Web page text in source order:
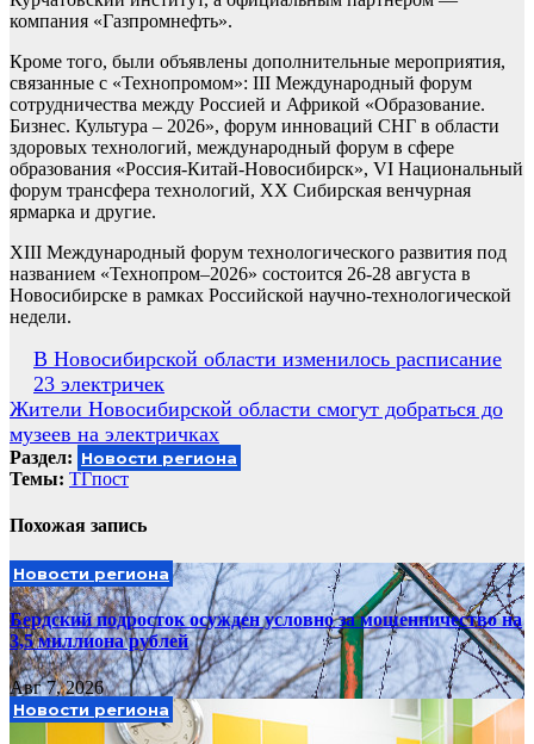
компания «Газпромнефть».
Кроме того, были объявлены дополнительные мероприятия,
связанные с «Технопромом»: III Международный форум
сотрудничества между Россией и Африкой «Образование.
Бизнес. Культура – 2026», форум инноваций СНГ в области
здоровых технологий, международный форум в сфере
образования «Россия-Китай-Новосибирск», VI Национальный
форум трансфера технологий, XX Сибирская венчурная
ярмарка и другие.
XIII Международный форум технологического развития под
названием «Технопром–2026» состоится 26-28 августа в
Новосибирске в рамках Российской научно-технологической
недели.
Навигация
по
записям
В Новосибирской области изменилось расписание
23 электричек
Жители Новосибирской области смогут добраться до
музеев на электричках
Раздел: Новости региона
Темы: ТГпост
Похожая запись
Новости региона
Бердский подросток осужден условно за мошенничество на
3,5 миллиона рублей
Авг 7, 2026
Новости региона